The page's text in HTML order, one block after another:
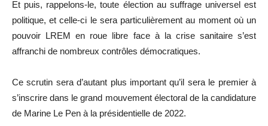
Et puis, rappelons-le, toute élection au suffrage universel est
politique, et celle-ci le sera particulièrement au moment où un
pouvoir LREM en roue libre face à la crise sanitaire s’est
affranchi de nombreux contrôles démocratiques.
Ce scrutin sera d’autant plus important qu’il sera le premier à
s’inscrire dans le grand mouvement électoral de la candidature
de Marine Le Pen à la présidentielle de 2022.